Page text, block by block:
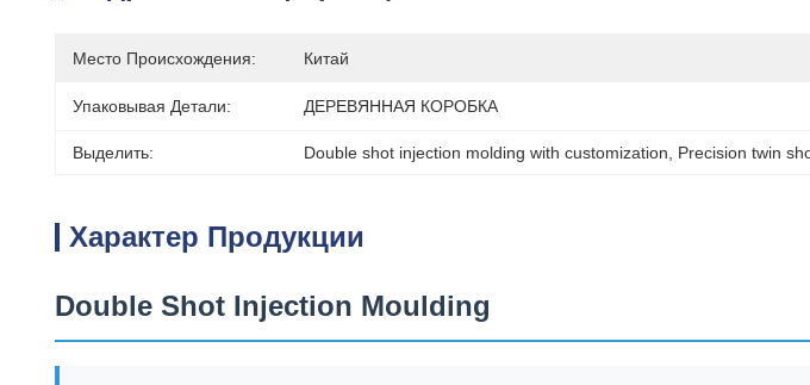
Место Происхождения: Китай
Упаковывая Детали: ДЕРЕВЯННАЯ КОРОБКА
Выделить: Double shot injection molding with customization Precision twin
Характер Продукции
Double Shot Injection Moulding